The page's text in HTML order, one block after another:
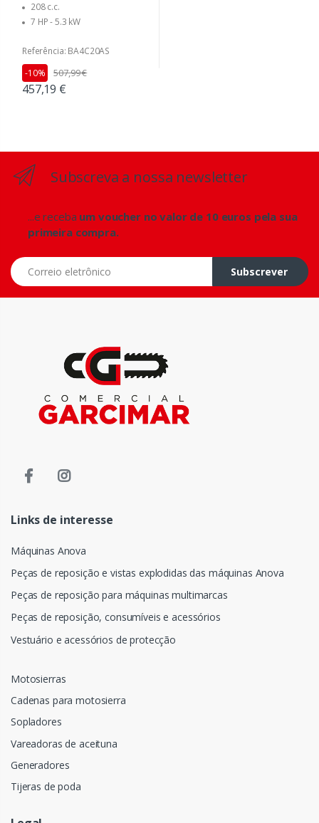
208 c.c.
7 HP - 5.3 kW
Referência: BA4C20AS
457,19 €
-10% 507,99 €
Subscreva a nossa newsletter
...e receba um voucher no valor de 10 euros pela sua
primeira compra.
Correio eletrônico
Subscrever
Links de interesse
Máquinas Anova
Peças de reposição e vistas explodidas das máquinas Anova
Peças de reposição para máquinas multimarcas
Peças de reposição, consumíveis e acessórios
Vestuário e acessórios de protecção
Motosierras
Cadenas para motosierra
Sopladores
Vareadoras de aceituna
Generadores
Tijeras de poda